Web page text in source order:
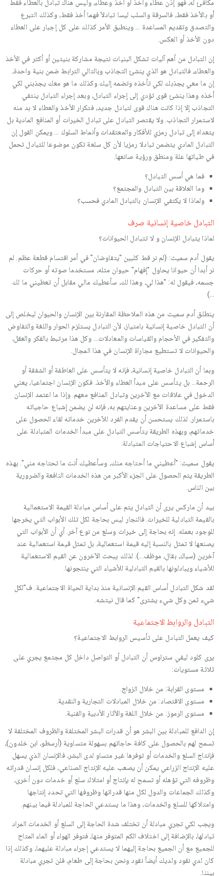
مكافئ له، فهو إذن عطاء وأخذ أو أخذ وعطاء، وليس هناك تبادل بالعطاء فقط
أو بالأخذ فقط، فالسرقة والسلب ليسا تبادلاً فهما أخذ فقط، وكذلك التبرع
والتصدق وتقديم المساعدة ... وينطبق الأمر كذلك على كل إجبار على العطاء
دون الأخذ أو العكس.
إن التبادل من أهم آليات تشكل البنيات نتيجة مشاركة بنيتين أو أكثر في الأخذ
والعطاء، فالتبادل هو الذي ينشئ التجاذب وبالتالي الترابط ضمن بنية واحدة،
إن ما معي يجذبك لكي تأخذه وتضمه إليك وكذلك ما هو معك يجذبني لكي
أخذه وهذا ينشئ قوى تؤدي إلى إجراء التبادل، وبعد إجراء التبادل ينتفي
التجاذب إلا إذا كانت هناك قوى لتبادل جديد، فتكرار الأخذ والعطاء لا بد منه
لاستمرار التجاذب. ولا يقتصر التبادل على تبادل الخيرات أو المنافع المادية بل
يتعداه إلى تبادل رمزي للأفكار والمعتقدات وأنماط السلوك ... ويمكن القول إن
التبادل المادي يتضمن تبادلا رمزيا لأن كل سلعة تكون موضوعا للتبادل تحمل
في طياتها علة ومنطق ورؤية صانعها.
فما هي أسس التبادل؟
وما العلاقة بين التبادل والمجتمع؟
ولماذا لا يكتفي الإنسان بالتبادل المادي فحسب؟
التبادل خاصية إنسانية صرف
لماذا يتبادل الإنسان و لا تتبادل الحيوانات؟
يقول أدم سميث: (لم نر قط كلبين "يتفاوضان" في أمر اقتسام قطعة عظم. لم
نر أبدا أن حيوانا يحاول "إفهام" حيوان مثله، مستخدما صوته أو حركات
جسمه، فيقول له: "هذا لي، وهذا لك، سأعطيك مالي مقابل أن تعطيني ما لك
...)
ينطلق أدم سميث من هذه الملاحظة المقارنة بين الإنسان والحيوان ليخلص إلى
أن التبادل خاصية إنسانية بامتياز، لأن التبادل يستلزم الحوار واللغة والتفاوض
والتفكير في الأحجام والقياسات والمعادلات... وكل هذا مرتبط بالفكر والعقل،
والحيوانات لا تستطيع مجاراة الإنسان في هذا المجال.
وبما أن التبادل خاصية إنسانية، فإنه لا يتأسس على العاطفة أو الشفقة أو
الرحمة... بل يتأسس على مبدأ العطاء والأخذ. فكون الإنسان اجتماعيا، يعني
الدخول في علاقات مع الآخرين وتبادل المنافع معهم. وإذا ما اعتمد الإنسان
فقط على مساعدة الآخرين وعنايتهم به، فإنه لن يضمن إشباع حاجياته
باستمرار. لذلك يستحسن أن يقدم الفرد للآخرين خدماته لقاء الحصول على
خدماتهم، وبهذه الطريقة يتأسس التبادل على مبدأ الخدمات المتبادلة على
أساس إشباع الاحتياجات المتبادلة.
يقول سميث: "أعطيني ما أحتاجه منك، وسأعطيك أنت ما تحتاجه مني". بهذه
الطريقة يتم الحصول على الجزء الأكبر من هذه الخدمات النافعة والضرورية
بين الناس.
بيد أن ماركس يرى أن التبادل يتم على أساس مبادلة القيمة الاستعمالية
بالقيمة التبادلية للخيرات. فالنجار ليس بحاجة لكل تلك الأبواب التي يخرجها
للوجود بعمله. إنه بحاجة إلى خيرات وسلع من نوع آخر. أي أن الأبواب التي
يصنعها لا تمثل بالنسبة إليه قيمة استعمالية، بل تمثل قيمة استعمالية عند
آخرين (سباك، بقال، موظف...). لذلك يبحث الآخرون عن القيم الاستعمالية
للأشياء ويبادلونها بالقيم التبادلية للأشياء التي ينتجونها.
لقد شكل التبادل أساس القيم الإنسانية منذ بداية الحياة الاجتماعية. ف"لكل
شيء ثمن وكل شيء يشترى" كما قال نيتشه.
التبادل والروابط الاجتماعية
كيف يعمل التبادل على تأسيس الروابط الاجتماعية؟
يرى كلود ليفي ستراوس أن التبادل أو التواصل داخل كل مجتمع يجري على
ثلاثة مستويات:
مستوى القرابة: من خلال الزواج.
مستوى الاقتصاد: من خلال المبادلات التجارية والنقدية.
مستوى الرموز: من خلال اللغة والآثار الأدبية والفنية.
إن الدافع للمبادلة بين البشر هو أن قدرات البشر المختلفة والظروف المختلفة لا
تسمح لهم بالحصول على كافة حاجاتهم بسهولة متساوية (أرسطو، ابن خلدون)،
فإنتاج السلع والخدمات أو توفرها غير متساو لدى البشر، فالإنسان الذي يسهل
عليه الإنتاج الزراعي يمكن أن يصعب عليه الإنتاج الصناعي، فلكل إنسان قدراته
وظروفه التي تؤهله أو تسمح له بإنتاج أو امتلاك سلع أو خدمات دون أخرى،
وكذلك الجماعات والدول لكل منها قدراتها وظروفها التي تحدد إنتاجها
وامتلاكها للسلع والخدمات، وهذا ما يستدعي الحاجة للمبادلة فيما بينهم.
ويجب لكي تجري مبادلة أن تختلف شدة الحاجة إلى السلع أو الخدمات المراد
تبادلها، بالإضافة إلى اختلاف الكم المتوفر منها، فتوفر الهواء أو الماء المتاح
للجميع مع أن الجميع بحاجة إليهما لا يستدعي إجراء مبادلة عليهما، وكذلك إذا
كان لدي نقود ولديك أيضاً نقود ونحن بحاجة إلى طعام، فلن تجري مبادلة
بيننا.